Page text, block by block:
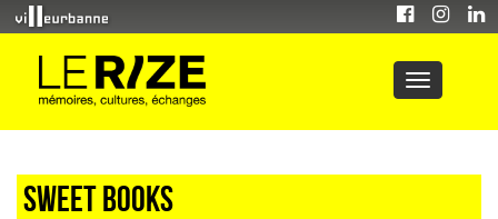
Sweet Books